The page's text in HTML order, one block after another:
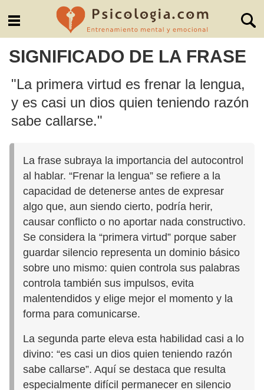
SIGNIFICADO DE LA FRASE
"La primera virtud es frenar la lengua,
y es casi un dios quien teniendo razón
sabe callarse."
La frase subraya la importancia del autocontrol
al hablar. “Frenar la lengua” se refiere a la
capacidad de detenerse antes de expresar
algo que, aun siendo cierto, podría herir,
causar conflicto o no aportar nada constructivo.
Se considera la “primera virtud” porque saber
guardar silencio representa un dominio básico
sobre uno mismo: quien controla sus palabras
controla también sus impulsos, evita
malentendidos y elige mejor el momento y la
forma para comunicarse.
La segunda parte eleva esta habilidad casi a lo
divino: “es casi un dios quien teniendo razón
sabe callarse”. Aquí se destaca que resulta
especialmente difícil permanecer en silencio